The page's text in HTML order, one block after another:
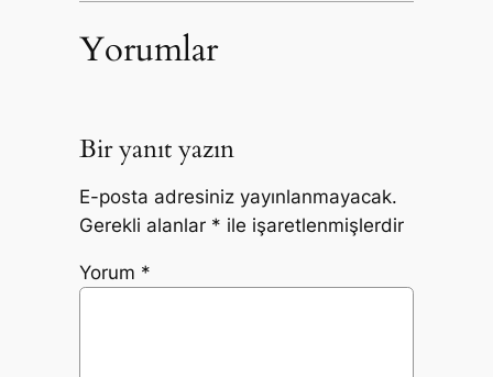
Yorumlar
Bir yanıt yazın
E-posta adresiniz yayınlanmayacak.
Gerekli alanlar * ile işaretlenmişlerdir
Yorum *